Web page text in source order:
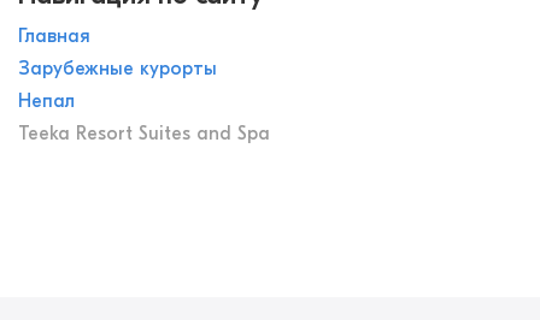
Главная
Зарубежные курорты
Непал
Teeka Resort Suites and Spa